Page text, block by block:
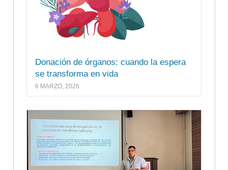
Donación de órganos: cuando la espera
se transforma en vida
6 MARZO, 2026